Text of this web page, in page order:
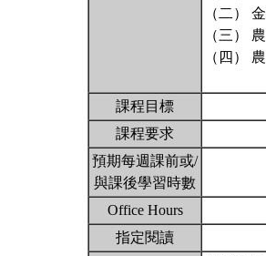
（二）
（三）
（四）
課程目標
課程要求
預期每週課前或/
與課後學習時數
Office Hours
指定閱讀